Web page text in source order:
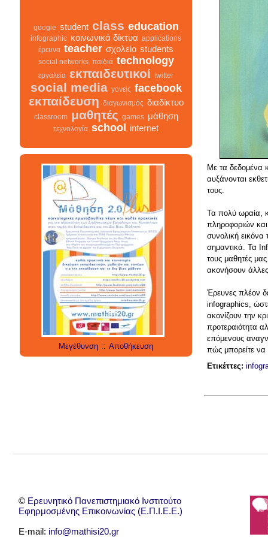
google student class education
infographic κοινωνικά δίκτυα
applications
teacher σχολείο students
παιδιά technology
εργαλεία εκπαιδευτικοί twitter
social media facebook
εκπαίδευση διαγωνισμός διαδίκτυο
μαθητές games μάθηση
school internet
σχολείο infographic
facebook teacher διαδίκτυο
κοινωνικά δίκτυα
γονείς μαθητές
εκπαίδευση students
εκπαιδευτικοί classroom google
τεχνολογία student παιδιά games
education μάθηση social networks
social media έρευνα technology
twitter εργαλεία internet applications
Μεγέθυνση :: Αποθήκευση
Με τα δεδομένα
αυξάνονται
τους.
Τα πολύ ωραία,
πληροφοριών
συνολική
σημαντικά. Τα
τους μαθητές
ακονήσουν
Έρευνες πλέον
infographics,
ακονίζουν την
προτεραιότητα
επόμενους
πώς μπορείτε να
Ετικέττες:
© Ερευνητικό Πανεπιστημιακό Ινστιτούτο
Εφηρμοσμένης Επικοινωνίας (Ε.Π.Ι.Ε.Ε.)
E-mail: info@mathisi20.gr